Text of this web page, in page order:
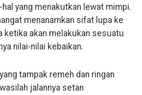
yang menakutkan lewat mimpi.
menanamkan sifat lupa ke
ketika akan melakukan sesuatu
nilai-nilai kebaikan.
tampak remeh dan ringan
jalannya setan